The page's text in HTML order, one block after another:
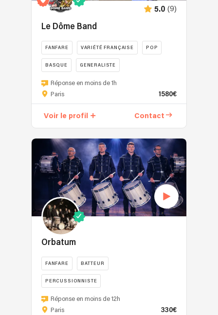
5.0 (9)
Le Dôme Band
FANFARE VARIÉTÉ FRANÇAISE POP
BASQUE GENERALISTE
Réponse en moins de 1h
Paris
1580€
Voir le profil Contact
Orbatum
FANFARE BATTEUR
PERCUSSIONNISTE
Réponse en moins de 12h
Paris
330€